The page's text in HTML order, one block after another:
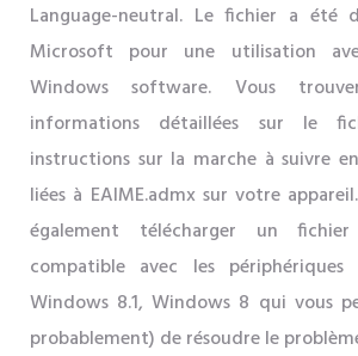
Language-neutral. Le fichier a été
Microsoft pour une utilisation
Windows software. Vous
informations détaillées sur le
instructions sur la marche à suivre
liées à EAIME.admx sur votre
également télécharger un fichier
compatible avec les périphériques
Windows 8.1, Windows 8 qui vous
probablement) de résoudre le